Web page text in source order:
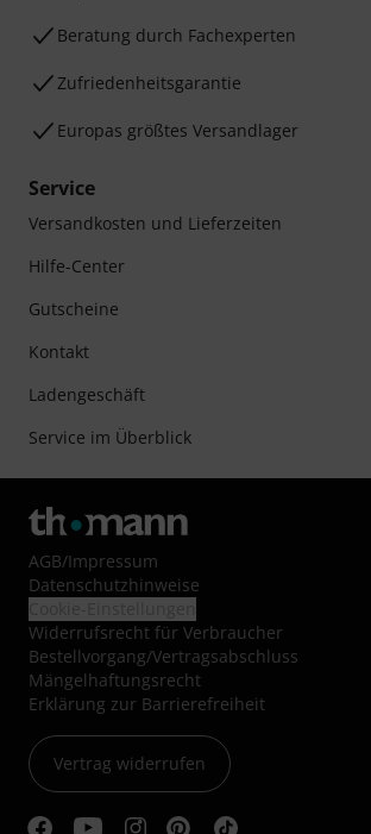
Beratung durch Fachexperten
Zufriedenheitsgarantie
Europas größtes Versandlager
Service
Versandkosten und Lieferzeiten
Hilfe-Center
Gutscheine
Kontakt
Ladengeschäft
Service im Überblick
AGB/Impressum
Datenschutzhinweise
Widerrufsrecht für Verbraucher
Bestellvorgang/Vertragsabschluss
Mängelhaftungsrecht
Erklärung zur Barrierefreiheit
Vertrag widerrufen